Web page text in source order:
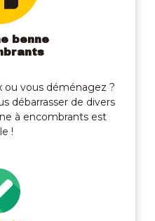
benne
ou vous déménagez ?
débarrasser de divers
à encombrants est
!